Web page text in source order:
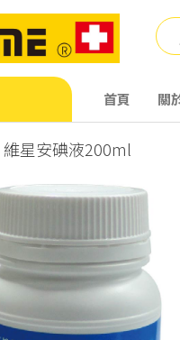
首頁 關
維星安碘液200ml